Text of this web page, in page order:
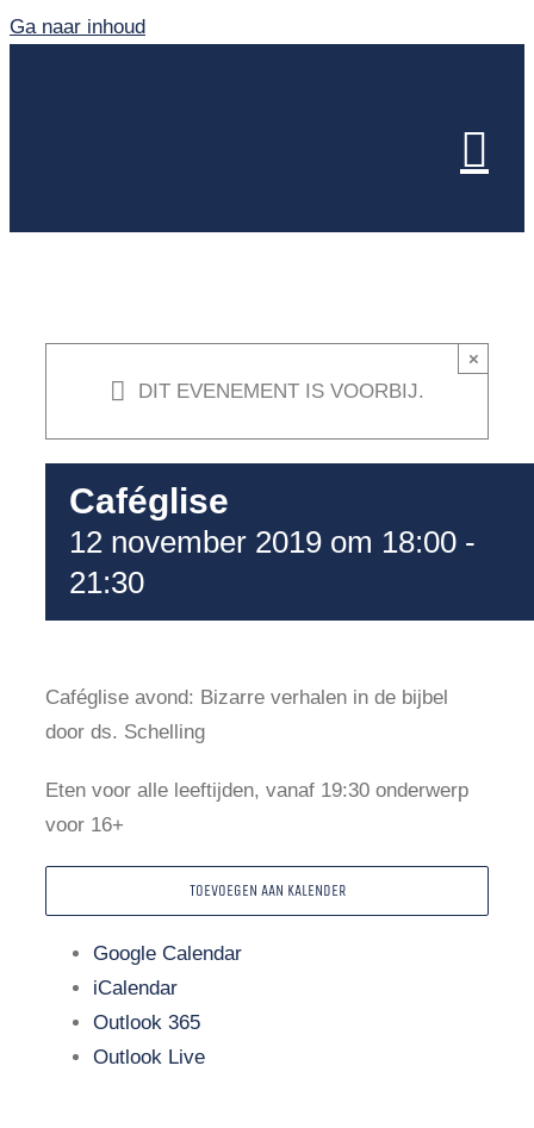
Ga naar inhoud
DIT EVENEMENT IS VOORBIJ.
×
Caféglise
12 november 2019 om 18:00 -
21:30
Caféglise avond: Bizarre verhalen in de bijbel
door ds. Schelling
Eten voor alle leeftijden, vanaf 19:30 onderwerp
voor 16+
TOEVOEGEN AAN KALENDER
Google Calendar
iCalendar
Outlook 365
Outlook Live